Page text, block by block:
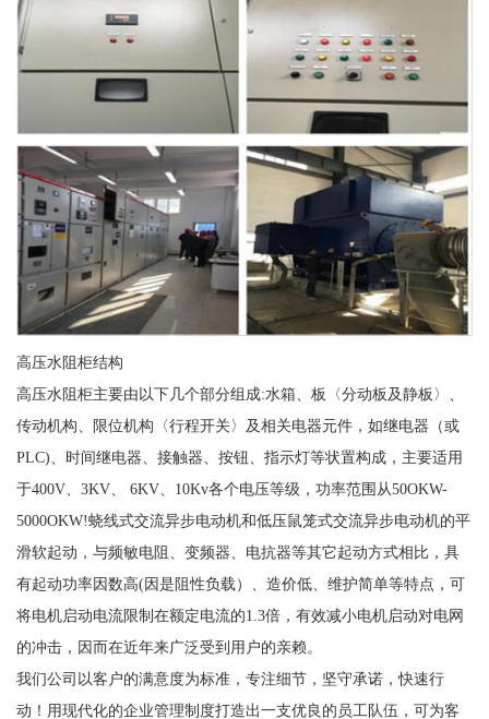
高压水阻柜结构
高压水阻柜主要由以下几个部分组成:水箱、板〈分动板及静板〉、
传动机构、限位机构〈行程开关〉及相关电器元件，如继电器（或
PLC)、时间继电器、接触器、按钮、指示灯等状置构成，主要适用
于400V、3KV、 6KV、10Kv各个电压等级，功率范围从50OKW-
5000OKW!蛲线式交流异步电动机和低压鼠笼式交流异步电动机的平
滑软起动，与频敏电阻、变频器、电抗器等其它起动方式相比，具
有起动功率因数高(因是阻性负载）、造价低、维护简单等特点，可
将电机启动电流限制在额定电流的1.3倍，有效减小电机启动对电网
的冲击，因而在近年来广泛受到用户的亲赖。
我们公司以客户的满意度为标准，专注细节，坚守承诺，快速行
动！用现代化的企业管理制度打造出一支优良的员工队伍，可为客